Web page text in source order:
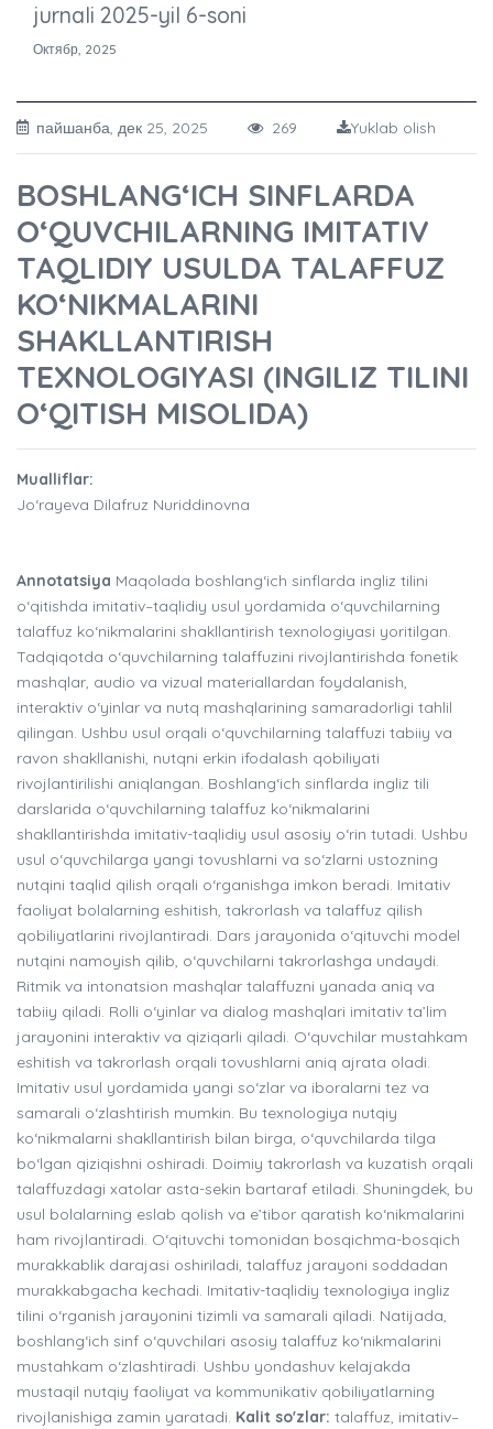
jurnali 2025-yil 6-soni
Октябр, 2025
пайшанба, дек 25, 2025 269 Yuklab olish
BOSHLANG‘ICH SINFLARDA
O‘QUVCHILARNING IMITATIV
TAQLIDIY USULDA TALAFFUZ
KO‘NIKMALARINI
SHAKLLANTIRISH
TEXNOLOGIYASI (INGILIZ TILINI
O‘QITISH MISOLIDA)
Mualliflar:
Jo‘rayeva Dilafruz Nuriddinovna
Annotatsiya Maqolada boshlang‘ich sinflarda ingliz tilini
o‘qitishda imitativ–taqlidiy usul yordamida o‘quvchilarning
talaffuz ko‘nikmalarini shakllantirish texnologiyasi yoritilgan.
Tadqiqotda o‘quvchilarning talaffuzini rivojlantirishda fonetik
mashqlar, audio va vizual materiallardan foydalanish,
interaktiv o‘yinlar va nutq mashqlarining samaradorligi tahlil
qilingan. Ushbu usul orqali o‘quvchilarning talaffuzi tabiiy va
ravon shakllanishi, nutqni erkin ifodalash qobiliyati
rivojlantirilishi aniqlangan. Boshlang‘ich sinflarda ingliz tili
darslarida o‘quvchilarning talaffuz ko‘nikmalarini
shakllantirishda imitativ-taqlidiy usul asosiy o‘rin tutadi. Ushbu
usul o‘quvchilarga yangi tovushlarni va so‘zlarni ustozning
nutqini taqlid qilish orqali o‘rganishga imkon beradi. Imitativ
faoliyat bolalarning eshitish, takrorlash va talaffuz qilish
qobiliyatlarini rivojlantiradi. Dars jarayonida o‘qituvchi model
nutqini namoyish qilib, o‘quvchilarni takrorlashga undaydi.
Ritmik va intonatsion mashqlar talaffuzni yanada aniq va
tabiiy qiladi. Rolli o‘yinlar va dialog mashqlari imitativ ta’lim
jarayonini interaktiv va qiziqarli qiladi. O‘quvchilar mustahkam
eshitish va takrorlash orqali tovushlarni aniq ajrata oladi.
Imitativ usul yordamida yangi so‘zlar va iboralarni tez va
samarali o‘zlashtirish mumkin. Bu texnologiya nutqiy
ko‘nikmalarni shakllantirish bilan birga, o‘quvchilarda tilga
bo‘lgan qiziqishni oshiradi. Doimiy takrorlash va kuzatish orqali
talaffuzdagi xatolar asta-sekin bartaraf etiladi. Shuningdek, bu
usul bolalarning eslab qolish va e’tibor qaratish ko‘nikmalarini
ham rivojlantiradi. O‘qituvchi tomonidan bosqichma-bosqich
murakkablik darajasi oshiriladi, talaffuz jarayoni soddadan
murakkabgacha kechadi. Imitativ-taqlidiy texnologiya ingliz
tilini o‘rganish jarayonini tizimli va samarali qiladi. Natijada,
boshlang‘ich sinf o‘quvchilari asosiy talaffuz ko‘nikmalarini
mustahkam o‘zlashtiradi. Ushbu yondashuv kelajakda
mustaqil nutqiy faoliyat va kommunikativ qobiliyatlarning
rivojlanishiga zamin yaratadi. Kalit so'zlar: talaffuz, imitativ–